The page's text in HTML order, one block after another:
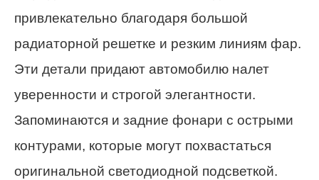
привлекательно благодаря большой
радиаторной решетке и резким линиям фар.
Эти детали придают автомобилю налет
уверенности и строгой элегантности.
Запоминаются и задние фонари с острыми
контурами, которые могут похвастаться
оригинальной светодиодной подсветкой.